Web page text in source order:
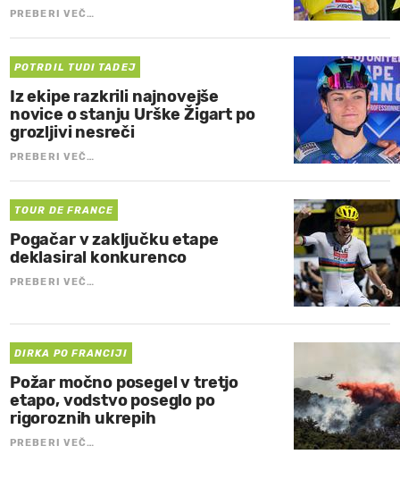
PREBERI VEČ…
POTRDIL TUDI TADEJ
Iz ekipe razkrili najnovejše
novice o stanju Urške Žigart po
grozljivi nesreči
PREBERI VEČ…
TOUR DE FRANCE
Pogačar v zaključku etape
deklasiral konkurenco
PREBERI VEČ…
DIRKA PO FRANCIJI
Požar močno posegel v tretjo
etapo, vodstvo poseglo po
rigoroznih ukrepih
PREBERI VEČ…